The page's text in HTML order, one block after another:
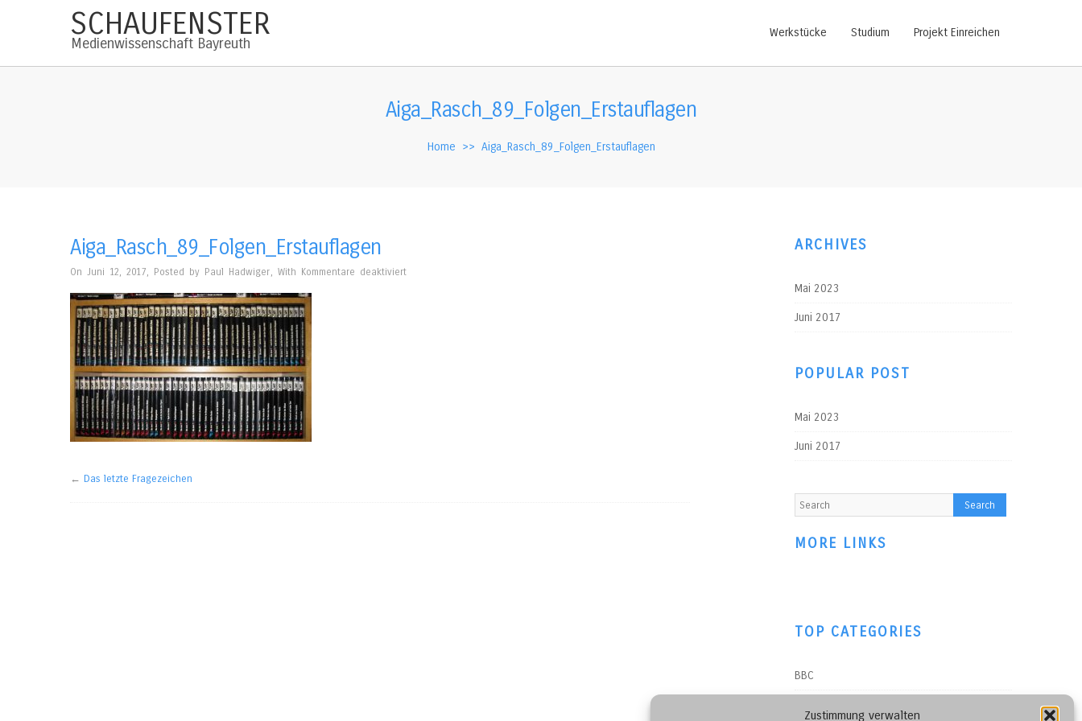
Zustimmung verwalten
SCHAUFENSTER
Medienwissenschaft Bayreuth
Werkstücke Studium Projekt Einreichen
Aiga_Rasch_89_Folgen_Erstauflagen
Home >> Aiga_Rasch_89_Folgen_Erstauflagen
Aiga_Rasch_89_Folgen_Erstauflagen
On Juni 12, 2017, Posted by Paul Hadwiger, With Kommentare deaktiviertfür
← Das letzte Fragezeichen
ARCHIVES
Mai 2023
Juni 2017
POPULAR POST
Mai 2023
Juni 2017
MORE LINKS
TOP CATEGORIES
BBC